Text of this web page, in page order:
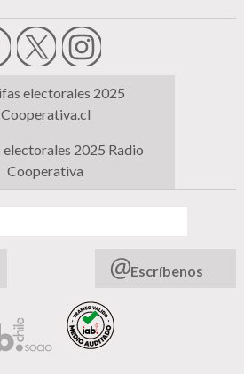
electorales 2025
Cooperativa.cl
electorales 2025 Radio
Cooperativa
Escríbenos